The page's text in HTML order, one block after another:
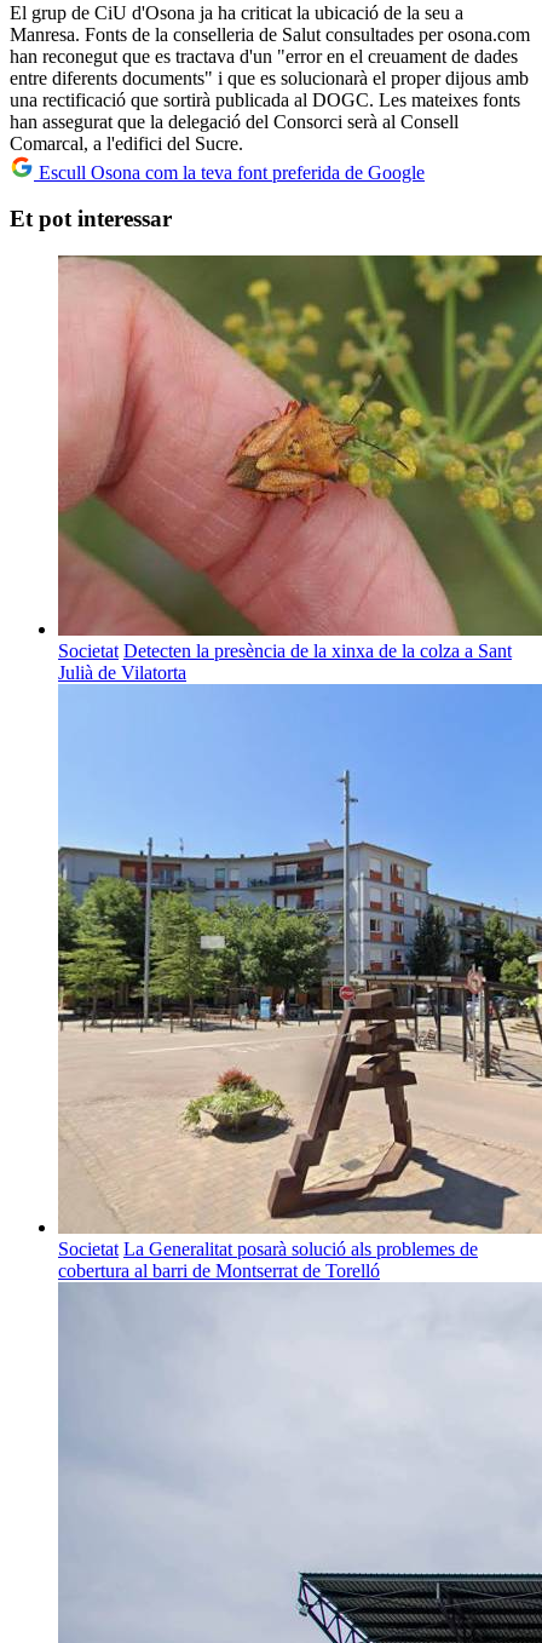
El grup de CiU d'Osona ja ha criticat la ubicació de la seu a
Manresa. Fonts de la conselleria de Salut consultades per osona.com
han reconegut que es tractava d'un "error en el creuament de dades
entre diferents documents" i que es solucionarà el proper dijous amb
una rectificació que sortirà publicada al DOGC. Les mateixes fonts
han assegurat que la delegació del Consorci serà al Consell
Comarcal, a l'edifici del Sucre.
Escull Osona com la teva font preferida de Google
Et pot interessar
Societat Detecten la presència de la xinxa de la colza a Sant
Julià de Vilatorta
Societat La Generalitat posarà solució als problemes de
cobertura al barri de Montserrat de Torelló